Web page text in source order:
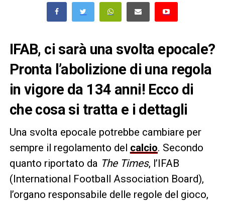
IFAB, ci sarà una svolta epocale?
Pronta l’abolizione di una regola
in vigore da 134 anni! Ecco di
che cosa si tratta e i dettagli
Una svolta epocale potrebbe cambiare per
sempre il regolamento del calcio. Secondo
quanto riportato da The Times, l’IFAB
(International Football Association Board),
l’organo responsabile delle regole del gioco,